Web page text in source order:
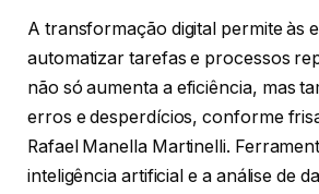
A transformação digital permite às
automatizar tarefas e processos
não só aumenta a eficiência, mas
erros e desperdícios, conforme
Rafael Manella Martinelli.
inteligência artificial e a análise de